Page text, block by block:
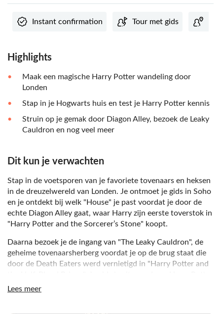
Instant confirmation Tour met gids
Highlights
Maak een magische Harry Potter wandeling door
Londen
Stap in je Hogwarts huis en test je Harry Potter kennis
Struin op je gemak door Diagon Alley, bezoek de Leaky
Cauldron en nog veel meer
Dit kun je verwachten
Stap in de voetsporen van je favoriete tovenaars en heksen
in de dreuzelwereld van Londen. Je ontmoet je gids in Soho
en je ontdekt bij welk "House" je past voordat je door de
echte Diagon Alley gaat, waar Harry zijn eerste toverstok in
"Harry Potter and the Sorcerer’s Stone" koopt.
Daarna bezoek je de ingang van "The Leaky Cauldron", de
geheime tovenaarsherberg voordat je op de brug staat die
door de Death Eaters werd vernietigd in "Harry Potter and
liefhebber, uitgerust met vreemde en wonderlijke film
Lees meer